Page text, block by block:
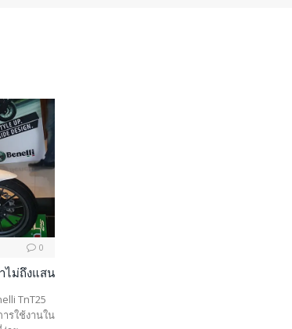
0
ไม่ถึงแสน
TnT25
รใช้งานใน